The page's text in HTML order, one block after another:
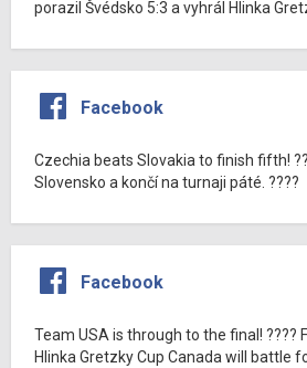
porazil Švédsko 5:3 a vyhrál Hlinka
Facebook
Czechia beats Slovakia to finish fifth!
Slovensko a končí na turnaji páté. ????
Facebook
Team USA is through to the final! ????
Hlinka Gretzky Cup Canada will battle